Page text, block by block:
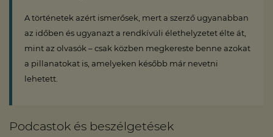
A történetek azért ismerősek, mert a szerző ugyanabban
az időben és ugyanazt a rendkívüli élethelyzetet élte át,
mint az olvasók – csak közben megkereste benne azokat
a pillanatokat is, amelyeken később már nevetni
lehetett.
Podcastok és beszélgetések